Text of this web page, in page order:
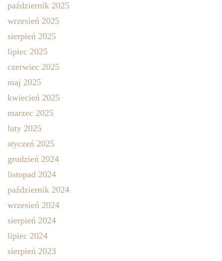
październik 2025
wrzesień 2025
sierpień 2025
lipiec 2025
czerwiec 2025
maj 2025
kwiecień 2025
marzec 2025
luty 2025
styczeń 2025
grudzień 2024
listopad 2024
październik 2024
wrzesień 2024
sierpień 2024
lipiec 2024
sierpień 2023